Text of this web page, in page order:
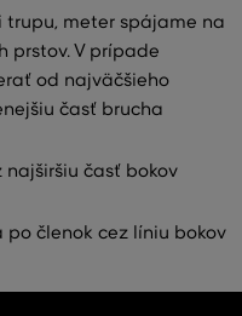
trupu, meter spájame na
prstov. V prípade
od najväčšieho
časť brucha
časť bokov
členok cez líniu bokov